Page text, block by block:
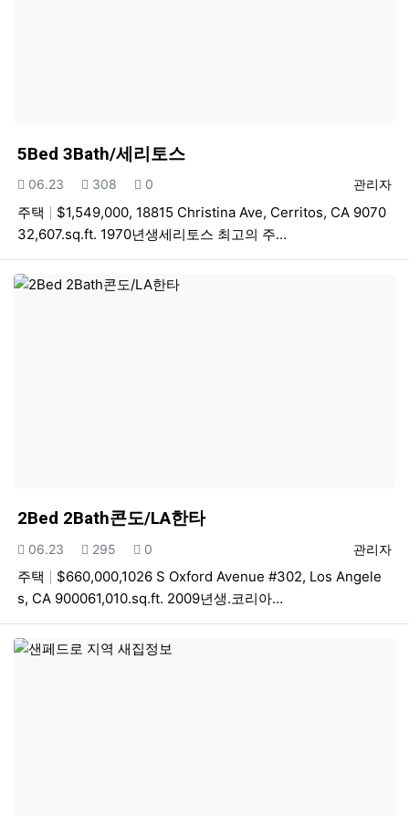
5Bed 3Bath/세리토스
등록자
관리자
등록일
06.23 조회
308 추천
0
주택
$1,549,000, 18815 Christina Ave, Cerritos, CA 9070
32,607.sq.ft. 1970년생세리토스 최고의 주…
2Bed 2Bath콘도/LA한타
등록자
관리자
등록일
06.23 조회
295 추천
0
주택
$660,000,1026 S Oxford Avenue #302, Los Angele
s, CA 900061,010.sq.ft. 2009년생.코리아…